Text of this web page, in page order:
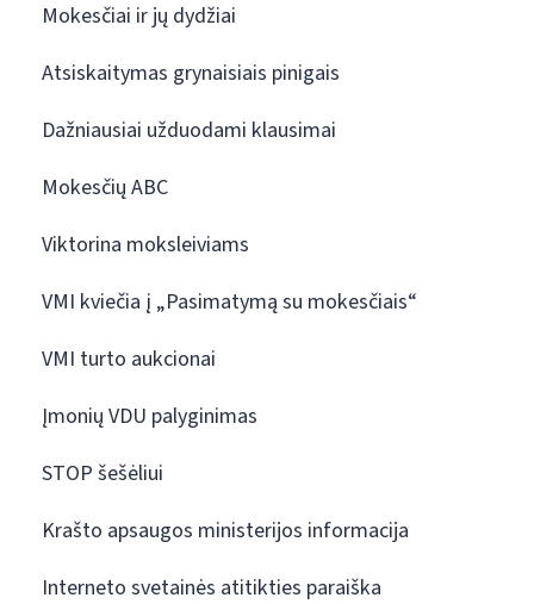
Mokesčiai ir jų dydžiai
Atsiskaitymas grynaisiais pinigais
Dažniausiai užduodami klausimai
Mokesčių ABC
Viktorina moksleiviams
VMI kviečia į „Pasimatymą su mokesčiais“
VMI turto aukcionai
Įmonių VDU palyginimas
STOP šešėliui
Krašto apsaugos ministerijos informacija
Interneto svetainės atitikties paraiška